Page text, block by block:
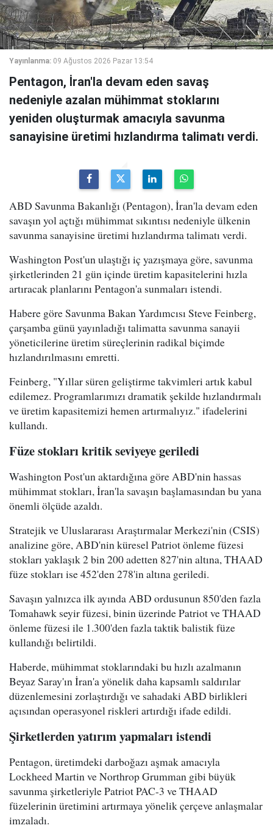
Yayınlanma: 09 Ağustos 2026 Pazar 13:54
Pentagon, İran'la devam eden savaş
nedeniyle azalan mühimmat stoklarını
yeniden oluşturmak amacıyla savunma
sanayisine üretimi hızlandırma talimatı verdi.
ABD Savunma Bakanlığı (Pentagon), İran'la devam eden
savaşın yol açtığı mühimmat sıkıntısı nedeniyle ülkenin
savunma sanayisine üretimi hızlandırma talimatı verdi.
Washington Post'un ulaştığı iç yazışmaya göre, savunma
şirketlerinden 21 gün içinde üretim kapasitelerini hızla
artıracak planlarını Pentagon'a sunmaları istendi.
Habere göre Savunma Bakan Yardımcısı Steve Feinberg,
çarşamba günü yayınladığı talimatta savunma sanayii
yöneticilerine üretim süreçlerinin radikal biçimde
hızlandırılmasını emretti.
Feinberg, "Yıllar süren geliştirme takvimleri artık kabul
edilemez. Programlarımızı dramatik şekilde hızlandırmalı
ve üretim kapasitemizi hemen artırmalıyız." ifadelerini
kullandı.
Füze stokları kritik seviyeye geriledi
Washington Post'un aktardığına göre ABD'nin hassas
mühimmat stokları, İran'la savaşın başlamasından bu yana
önemli ölçüde azaldı.
Stratejik ve Uluslararası Araştırmalar Merkezi'nin (CSIS)
analizine göre, ABD'nin küresel Patriot önleme füzesi
stokları yaklaşık 2 bin 200 adetten 827'nin altına, THAAD
füze stokları ise 452'den 278'in altına geriledi.
Savaşın yalnızca ilk ayında ABD ordusunun 850'den fazla
Tomahawk seyir füzesi, binin üzerinde Patriot ve THAAD
önleme füzesi ile 1.300'den fazla taktik balistik füze
kullandığı belirtildi.
Haberde, mühimmat stoklarındaki bu hızlı azalmanın
Beyaz Saray'ın İran'a yönelik daha kapsamlı saldırılar
düzenlemesini zorlaştırdığı ve sahadaki ABD birlikleri
açısından operasyonel riskleri artırdığı ifade edildi.
Şirketlerden yatırım yapmaları istendi
Pentagon, üretimdeki darboğazı aşmak amacıyla
Lockheed Martin ve Northrop Grumman gibi büyük
savunma şirketleriyle Patriot PAC-3 ve THAAD
füzelerinin üretimini artırmaya yönelik çerçeve anlaşmalar
imzaladı.